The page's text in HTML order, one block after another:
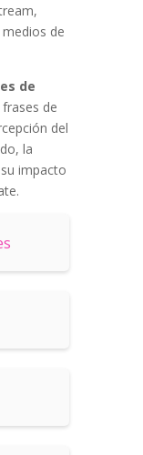
de
de
frases de
del
la
impacto